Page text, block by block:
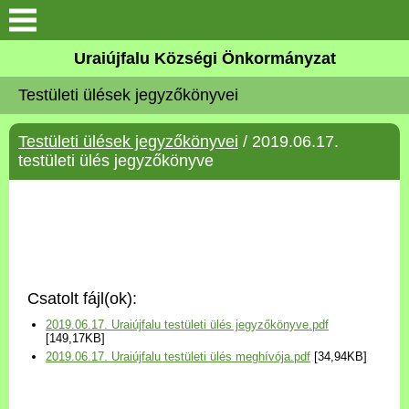
Köszöntő
Elérhetőségek
Uraiújfalu
Választási információk
Versenyképes Járások
Uraiújfalu Községi Önkormányzat
Testületi ülések jegyzőkönyvei
Testületi ülések jegyzőkönyvei / 2019.06.17.
testületi ülés jegyzőkönyve
Csatolt fájl(ok):
2019.06.17. Uraiújfalu testületi ülés jegyzőkönyve.pdf
[149,17KB]
2019.06.17. Uraiújfalu testületi ülés meghívója.pdf [34,94KB]